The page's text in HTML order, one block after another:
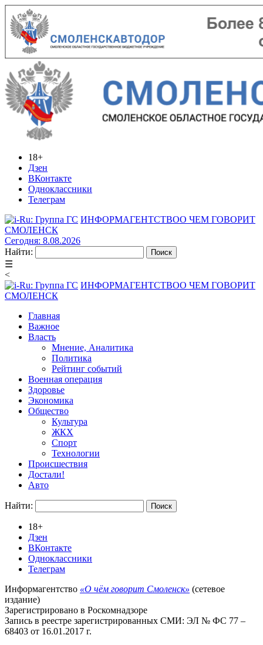
18+
Дзен
ВКонтакте
Одноклассники
Телеграм
ИНФОРМАГЕНТСТВОО ЧЕМ ГОВОРИТ
СМОЛЕНСК
Сегодня: 8.08.2026
Найти:
☰
<
ИНФОРМАГЕНТСТВОО ЧЕМ ГОВОРИТ
СМОЛЕНСК
Главная
Важное
Власть
Мнение, Аналитика
Политика
Рейтинг событий
Военная операция
Здоровье
Экономика
Общество
Культура
ЖКХ
Спорт
Технологии
Происшествия
Достали!
Авто
Найти:
18+
Дзен
ВКонтакте
Одноклассники
Телеграм
Информагентство «О чём говорит Смоленск» (сетевое
издание)
Зарегистрировано в Роскомнадзоре
Запись в реестре зарегистрированных СМИ: ЭЛ № ФС 77 –
68403 от 16.01.2017 г.